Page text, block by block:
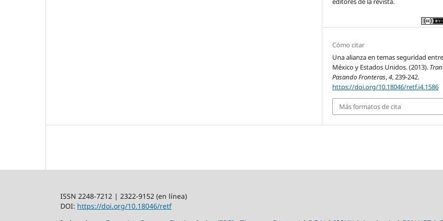
Cómo citar
Una alianza en temas seguridad
México y Estados Unidos. (2013).
Pasando Fronteras,4, 239-242.
https://doi.org/10.18046/retf.i4.1586
Más formatos de cita
ISSN 2248-7212 | 2322-9152 (en línea)
DOI: https://doi.org/10.18046/retf